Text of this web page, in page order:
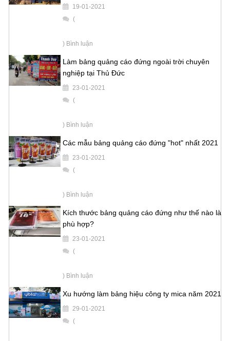
19-01-2021
(
) Bình luận
Làm bảng quảng cáo đứng ngoài trời chuyên
nghiệp tại Thủ Đức
23-01-2021
(
) Bình luận
Các mẫu bảng quảng cáo đứng "hot" nhất 2021
23-01-2021
(
) Bình luận
Kích thước bảng quảng cáo đứng như thế nào là
phù hợp?
23-01-2021
(
) Bình luận
Xu hướng làm bảng hiệu công ty mica năm 2021
29-01-2021
(